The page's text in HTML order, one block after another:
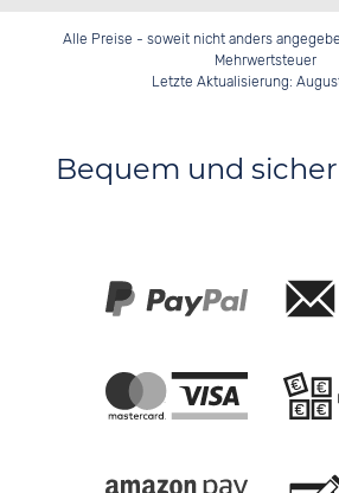
Alle Preise - soweit nicht anders
Mehrwertsteuer
Letzte Aktualisierung:
Bequem und